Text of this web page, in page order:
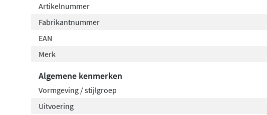
Artikelnummer
Fabrikantnummer
EAN
Merk
Algemene kenmerken
Vormgeving / stijlgroep
Uitvoering